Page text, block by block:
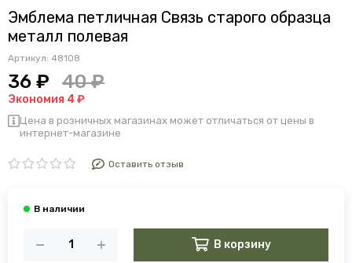
Эмблема петличная Связь старого образца
металл полевая
Артикул: 48108
36 ₽ 40 ₽
Экономия 4 ₽
Цена в розничных магазинах может отличаться от цены в
интернет-магазине
Оставить отзыв
В корзину